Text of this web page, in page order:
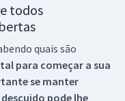
todos
quais são
para começar a sua
se manter
pode lhe